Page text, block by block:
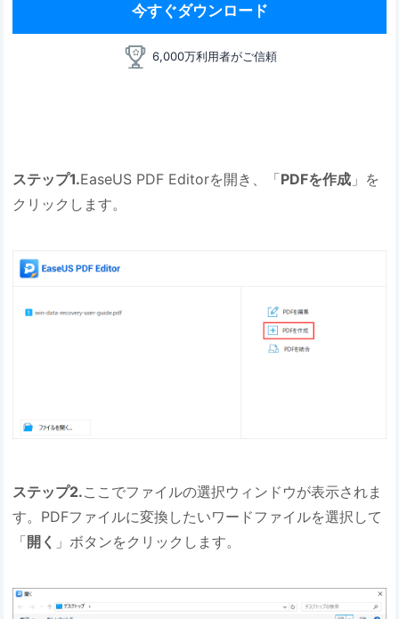
今すぐダウンロード
6,000万利用者がご信頼
ステップ1.EaseUS PDF Editorを開き、「PDFを作成 」を
クリックします。
ステップ2.ここでファイルの選択ウィンドウが表示されま
す。PDFファイルに変換したいワードファイルを選択して
「開く 」ボタンをクリックします。